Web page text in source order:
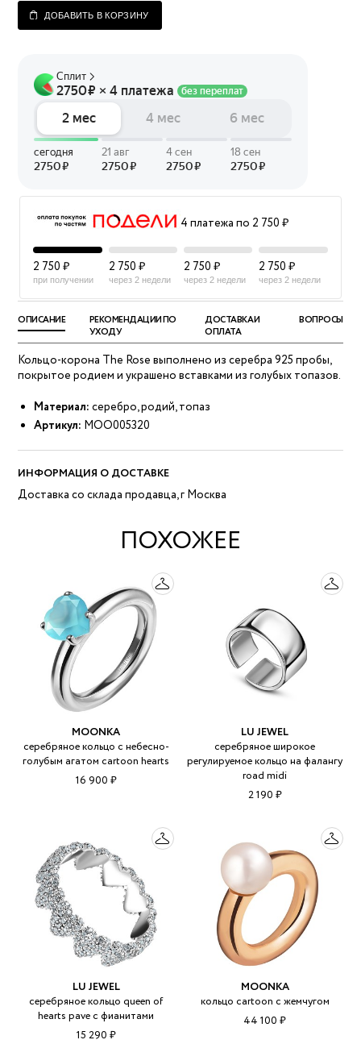
ДОБАВИТЬ В КОРЗИНУ
4 платежа по 2 750 ₽
2 750 ₽
при получении
2 750 ₽
через 2 недели
2 750 ₽
через 2 недели
2 750 ₽
через 2 недели
ОПИСАНИЕ
РЕКОМЕНДАЦИИ ПО
УХОДУ
ДОСТАВКА И
ОПЛАТА
ВОПРОСЫ
Кольцо-корона The Rose выполнено из серебра 925 пробы,
покрытое родием и украшено вставками из голубых топазов.
Материал: серебро, родий, топаз
Артикул: MOO005320
ИНФОРМАЦИЯ О ДОСТАВКЕ
Доставка со склада продавца, г Москва
ПОХОЖЕЕ
MOONKA
серебряное кольцо c небесно-
голубым агатом cartoon hearts
16 900 ₽
LU JEWEL
серебряное широкое
регулируемое кольцо на фалангу
road midi
2 190 ₽
LU JEWEL
серебряное кольцо queen of
hearts pave с фианитами
15 290 ₽
MOONKA
кольцо cartoon с жемчугом
44 100 ₽